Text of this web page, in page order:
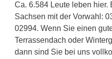
Ca. 6.584 Leute leben hier.
Sachsen mit der Vorwahl:
02994. Wenn Sie einen
Terrassendach oder
dann sind Sie bei uns